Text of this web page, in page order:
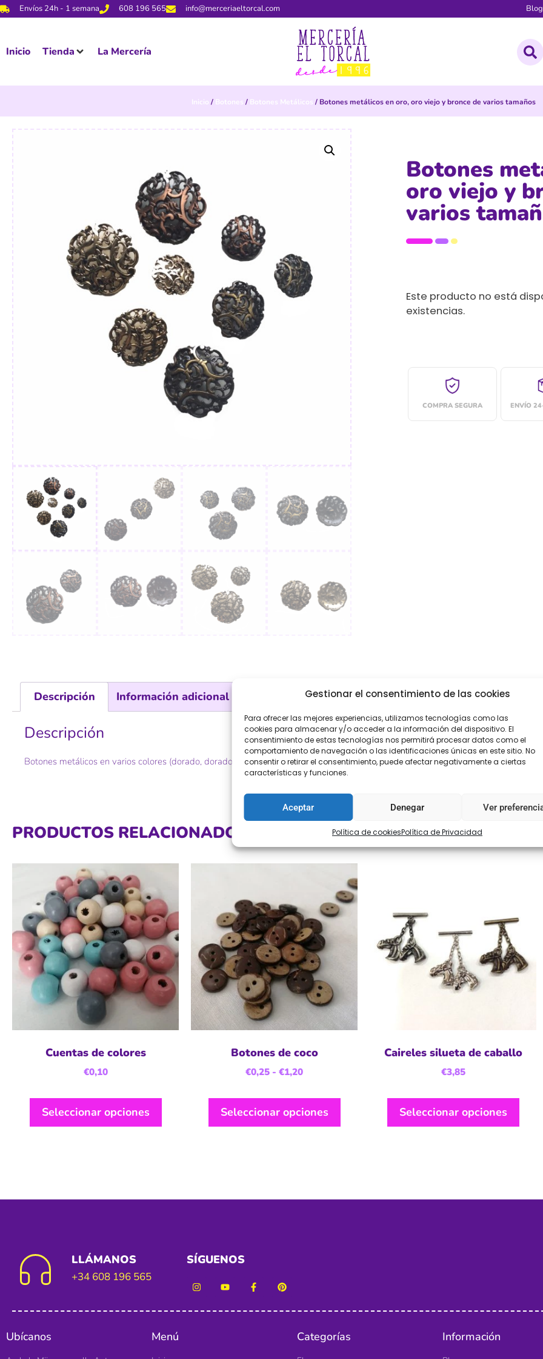
Gestionar el consentimiento de las cookies
Para ofrecer las mejores experiencias, utilizamos tecnologías como las
cookies para almacenar y/o acceder a la información del dispositivo. El
consentimiento de estas tecnologías nos permitirá procesar datos como el
comportamiento de navegación o las identificaciones únicas en este sitio. No
consentir o retirar el consentimiento, puede afectar negativamente a ciertas
características y funciones.
Aceptar Denegar Ver
Política de cookiesPolítica de Privacidad
Envíos 24h - 1 semana 608 196 565 info@merceriaeltorcal.com Blog
Inicio Tienda La Mercería
Inicio / Botones / Botones Metálicos / Botones metálicos en oro, oro viejo y bronce de varios tamaños
Botones
oro viejo y
varios
Este producto no está
existencias.
COMPRA SEGURA ENVÍO
Descripción Información adicional
Descripción
Botones metálicos en varios colores (dorado, dorado viejo y cobre) y tamaños (2,5 cm, 2cm, y 1,5 cm)
PRODUCTOS RELACIONADOS
Cuentas de colores
€0,10
Seleccionar opciones
Botones de coco
€0,25 - €1,20
Seleccionar opciones
Caireles silueta de caballo
€3,85
Seleccionar opciones
LLÁMANOS
+34 608 196 565
SÍGUENOS
Ubícanos Menú Categorías Información